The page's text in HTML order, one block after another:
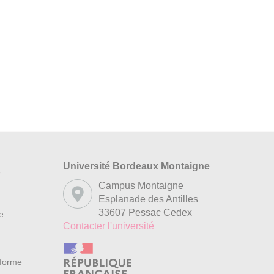
Université Bordeaux Montaigne
Campus Montaigne
Esplanade des Antilles
33607 Pessac Cedex
Contacter l'université